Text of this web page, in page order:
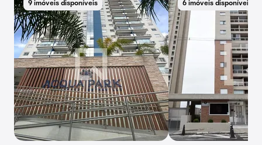
9 imóveis disponíveis 6 imóveis disponíveis